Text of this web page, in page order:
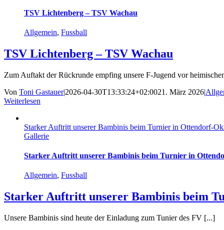
TSV Lichtenberg – TSV Wachau
Allgemein, Fussball
TSV Lichtenberg – TSV Wachau
Zum Auftakt der Rückrunde empfing unsere F-Jugend vor
Von Toni Gastauer|2026-04-30T13:33:24+02:0021. März 2026|
Weiterlesen
Starker Auftritt unserer Bambinis beim Turnier in Ottendorf-
Gallerie
Starker Auftritt unserer Bambinis beim Turnier in
Allgemein, Fussball
Starker Auftritt unserer Bambinis beim
Unsere Bambinis sind heute der Einladung zum Tunier des FV [...]